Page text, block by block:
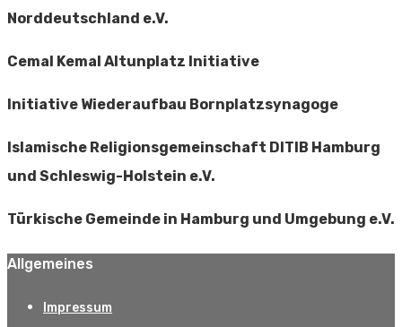
Norddeutschland e.V.
Cemal Kemal Altunplatz Initiative
Initiative Wiederaufbau Bornplatzsynagoge
Islamische Religionsgemeinschaft DITIB Hamburg
und Schleswig-Holstein e.V.
Türkische Gemeinde in Hamburg und Umgebung e.V.
Allgemeines
Impressum